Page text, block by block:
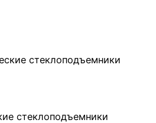
стеклоподъемники
стеклоподъемники